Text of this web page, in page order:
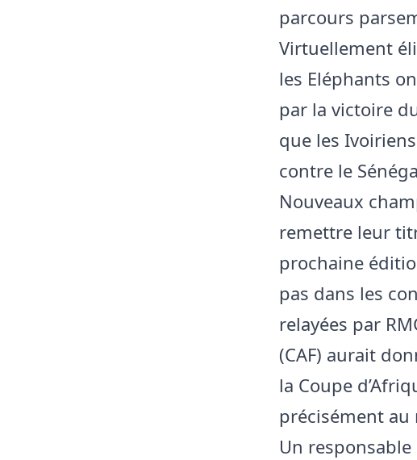
parcours
Virtuellement
les Eléphants
par la victoire
que les
contre le
Nouveaux
remettre leur
prochaine
pas dans les
relayées par
(CAF) aurait
la Coupe
précisément
Un